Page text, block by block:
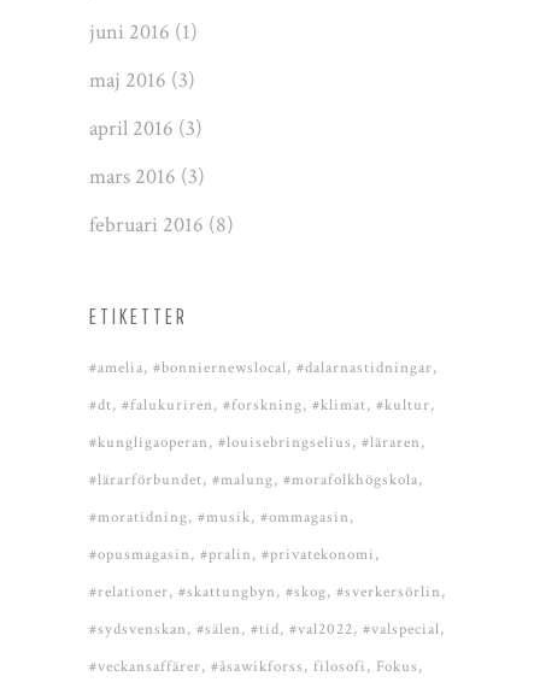
juni 2016 (1)
maj 2016 (3)
april 2016 (3)
mars 2016 (3)
februari 2016 (8)
ETIKETTER
#amelia #bonniernewslocal #dalarnastidningar
#dt #falukuriren #forskning #klimat #kultur
#kungligaoperan #louisebringselius #läraren
#lärarförbundet #malung #morafolkhögskola
#moratidning #musik #ommagasin
#opusmagasin #pralin #privatekonomi
#relationer #skattungbyn #skog #sverkersörlin
#sydsvenskan #sälen #tid #val2022 #valspecial
#veckansaffärer #åsawikforss filosofi
Fokus